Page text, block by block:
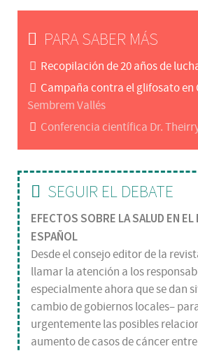
PARA SABER MÁS
Recopilación de 20 años de
Campaña contra el glifosato en
Sembrem Vallés
Conferencia científica Dr.
SEGUIR EL DEBATE
EFECTOS SOBRE LA SALUD EN EL
ESPAÑOL
Desde el consejo editor de la
llamar la atención a los
especialmente ahora que se dan
cambio de gobiernos locales–
urgentemente las posibles
aumento de casos de cáncer